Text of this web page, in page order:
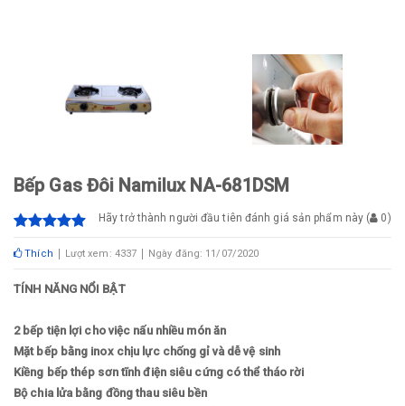
Bếp Gas Đôi Namilux NA-681DSM
Hãy trở thành người đầu tiên đánh giá sản phẩm này ( 0)
Thích Lượt xem: 4337 Ngày đăng: 11/07/2020
TÍNH NĂNG NỔI BẬT
2 bếp tiện lợi cho việc nấu nhiều món ăn
Mặt bếp bằng inox chịu lực chống gỉ và dễ vệ sinh
Kiềng bếp thép sơn tĩnh điện siêu cứng có thể tháo rời
Bộ chia lửa bằng đồng thau siêu bền